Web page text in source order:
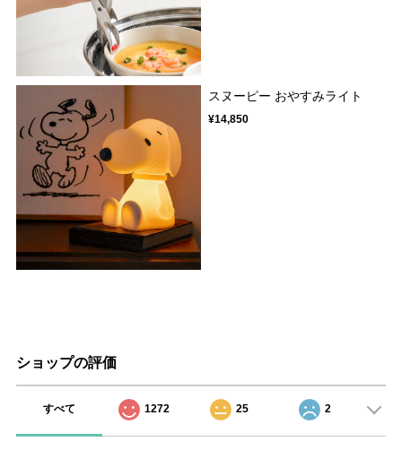
スヌーピー おやすみライト
¥14,850
ショップの評価
すべて 1272 25 2